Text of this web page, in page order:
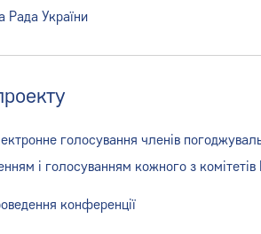
Рада України
голосування членів
і голосуванням кожного з комітетів
конференції